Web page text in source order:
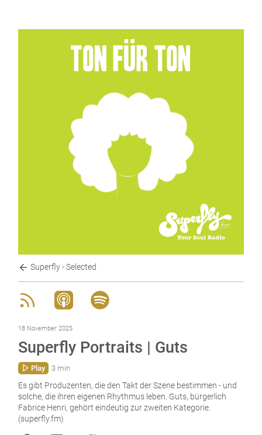
Superfly - Selected
18 November 2025
Superfly Portraits | Guts
Play 3 min
Es gibt Produzenten, die den Takt der Szene bestimmen - und
solche, die ihren eigenen Rhythmus leben. Guts, bürgerlich
Fabrice Henri, gehört eindeutig zur zweiten Kategorie.
(superfly.fm)